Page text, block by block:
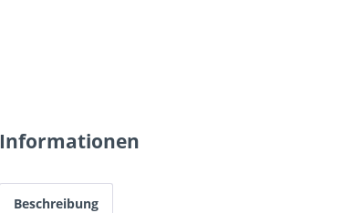
Informationen
Beschreibung